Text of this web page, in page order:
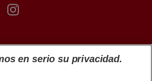
en serio su privacidad.